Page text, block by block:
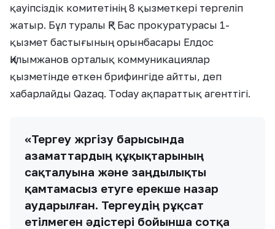
қауіпсіздік комитетінің 8 қызметкері тергеліп
жатыр. Бұл туралы ҚР Бас прокуратурасы 1-
қызмет бастығының орынбасары Елдос
Қилымжанов орталық коммуникациялар
қызметінде өткен брифингіде айтты, деп
хабарлайды Qazaq. Today ақпараттық агенттігі.
«Тергеу жүргізу барысында
азаматтардың құқықтарының
сақталуына және заңдылықты
қамтамасыз етуге ерекше назар
аударылған. Тергеудің рұқсат
етілмеген әдістері бойынша сотқа